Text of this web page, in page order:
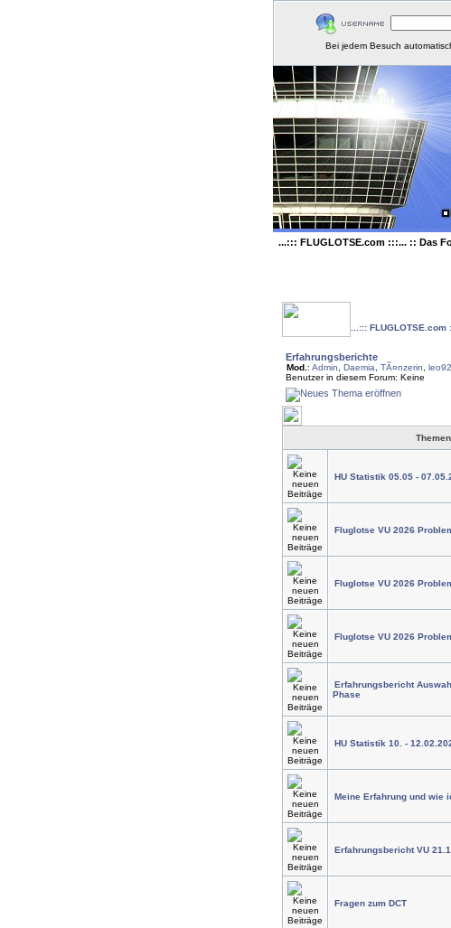
Bei jedem Besuch
...::: FLUGLOTSE.com :::... :: Das
...:::
Erfahrungsberichte
Mod. : Admin Daemia TÃ¤nzerin leo92
Benutzer in diesem Forum: Keine
Themen
HU Statistik 05.05 -
Fluglotse VU 2026
Fluglotse VU 2026
Fluglotse VU 2026
Erfahrungsbericht
Phase
HU Statistik 10. -
Meine Erfahrung und wie
Erfahrungsbericht VU
Fragen zum DCT